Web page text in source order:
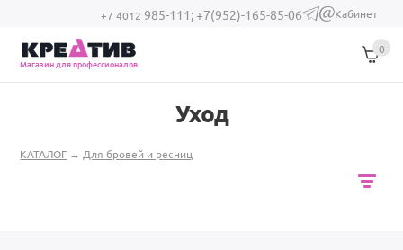
Перейти к основному содержанию
+7 4012 985-111;+7(952)-165-85-06
(link sends e-
Кабинет
Магазин для профессионалов
0
Уход
Вы здесь
КАТАЛОГ →Для бровей и ресниц